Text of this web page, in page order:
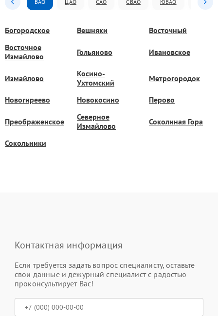
ВАО ЦАО САО СВАО ЮВАО ЮАО
Богородское Вешняки
Восточный
Восточное
Измайлово
Гольяново Ивановское
Измайлово
Косино-
Ухтомский
Метрогородок
Новогиреево Новокосино Перово
Преображенское
Северное
Измайлово
Соколиная Гора
Сокольники
Контактная информация
Если требуется задать вопрос специалисту, оставьте
свои данные и дежурный специалист с радостью
проконсультирует Вас!